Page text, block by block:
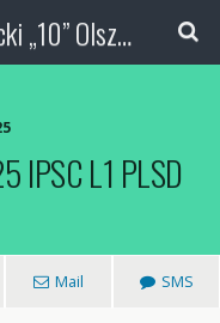
Warmiński Klub Strzelecki „10” Olsztyn
IPSC L1 PLSD
Mail SMS